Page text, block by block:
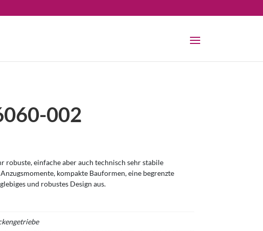
002
robuste, einfache aber auch technisch sehr stabile
kompakte Bauformen, eine begrenzte
und robustes Design aus.